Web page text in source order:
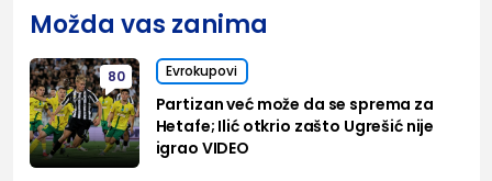
Možda vas zanima
80 Evrokupovi
Partizan već može da se sprema za
Hetafe; Ilić otkrio zašto Ugrešić nije
igrao VIDEO